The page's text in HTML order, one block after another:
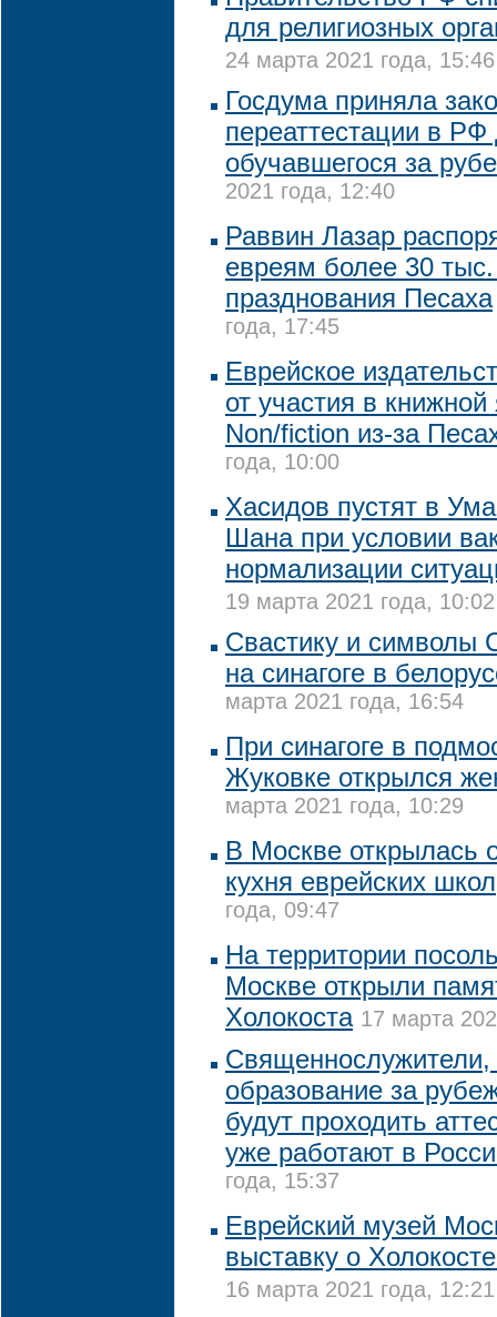
для религиозных
24 марта 2021 года, 15:46
Госдума приняла
переаттестации в РФ
обучавшегося за
2021 года, 12:40
Раввин Лазар
евреям более 30
празднования Песаха
года, 17:45
Еврейское
от участия в
Non/fiction из-за
года, 10:00
Хасидов пустят в
Шана при условии
нормализации
19 марта 2021 года, 10:02
Свастику и символы
на синагоге в
марта 2021 года, 16:54
При синагоге в
Жуковке открылся
марта 2021 года, 10:29
В Москве открылась
кухня еврейских школ
года, 09:47
На территории
Москве открыли
Холокоста 17 марта
образование за
будут проходить
уже работают в
года, 15:37
Еврейский музей
выставку о
16 марта 2021 года, 12:21